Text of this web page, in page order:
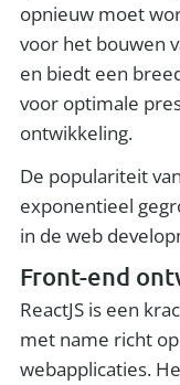
opnieuw moet
voor het bouwen
en biedt een
voor optimale
ontwikkeling.
De populariteit
exponentieel
in de web
Front-end
ReactJS is een
met name richt
webapplicaties.